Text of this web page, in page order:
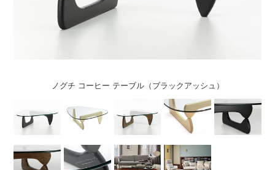
ノグチ コーヒー テーブル（ブラックアッシュ）